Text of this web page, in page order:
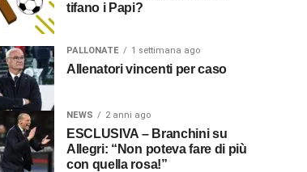
tifano i Papi?
PALLONATE 1 settimana ago
Allenatori vincenti per caso
NEWS 2 anni ago
ESCLUSIVA – Branchini su
Allegri: “Non poteva fare di più
con quella rosa!”